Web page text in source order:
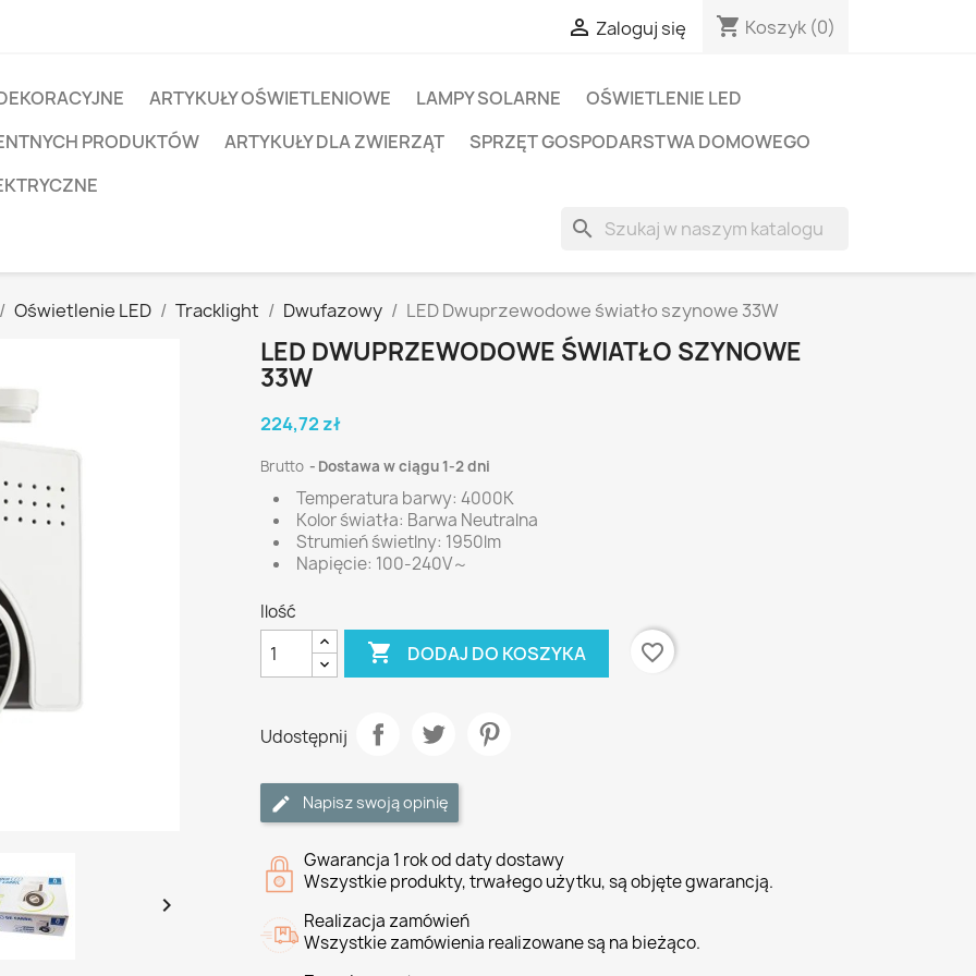
 Zaloguj się shopping_cart Koszyk (0)
ARTYKUŁY OŚWIETLENIOWE LAMPY SOLARNE
OŚWIETLENIE LED
PRODUKTÓW
ARTYKUŁY DLA ZWIERZĄT
SPRZĘT GOSPODARSTWA DOMOWEGO
search
Oświetlenie LED Tracklight Dwufazowy LED Dwuprzewodowe światło szynowe 33W

LED DWUPRZEWODOWE ŚWIATŁO SZYNOWE
33W
224,72 zł
Brutto Dostawa w ciągu 1-2 dni
Temperatura barwy: 4000K
Kolor światła: Barwa Neutralna
Strumień świetlny: 1950lm
Napięcie: 100-240V～
Ilość
 DODAJ DO KOSZYKA favorite_border
Udostępnij
Napisz swoją opinię
Gwarancja 1 rok od daty dostawy
Wszystkie produkty, trwałego użytku, są objęte gwarancją.
Realizacja zamówień
Wszystkie zamówienia realizowane są na bieżąco.